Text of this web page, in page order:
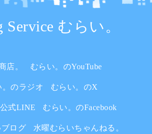
Service むらい。
店。 むらい。のYouTube
。のラジオ むらい。のX
式LINE むらい。のFacebook
ログ 水曜むらいちゃんねる。